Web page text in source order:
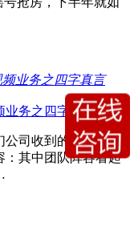
务之四字真言
公司收到的一份抖音
：其中团队阵容看起